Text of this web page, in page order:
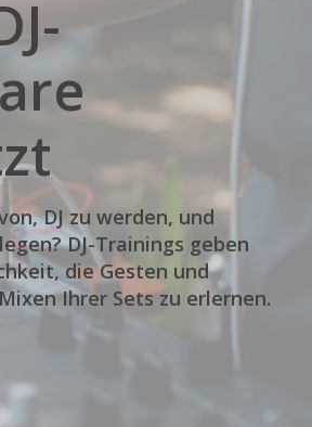
DJ zu werden, und
DJ-Trainings geben
die Gesten und
Ihrer Sets zu erlernen.